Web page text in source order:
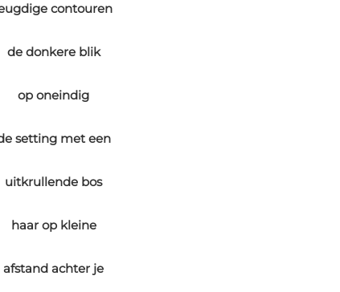
contouren
de donkere blik
op oneindig
setting met een
uitkrullende bos
haar op kleine
afstand achter je